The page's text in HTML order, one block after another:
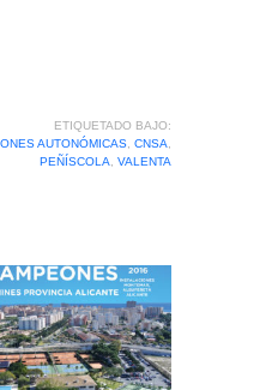
ETIQUETADO BAJO:
AUTONÓMICAS, CNSA
PEÑÍSCOLA
VALENTA